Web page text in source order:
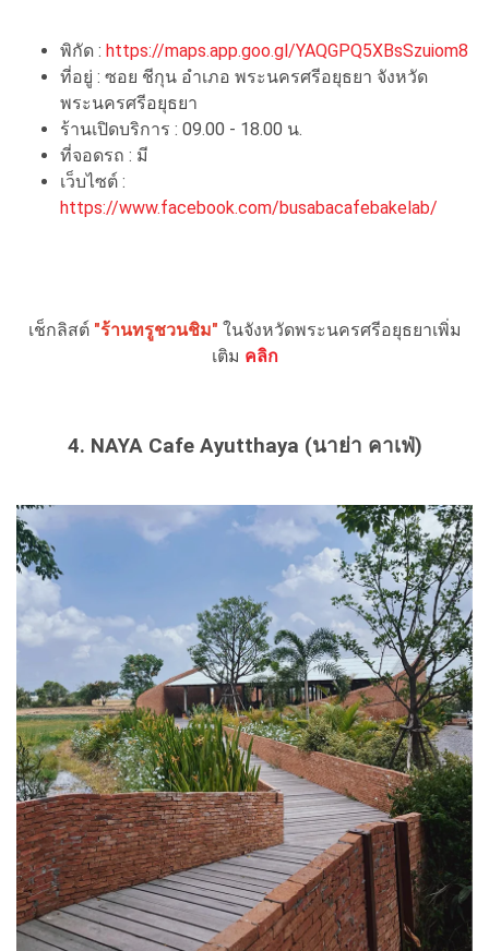
พิกัด : https://maps.app.goo.gl/YAQGPQ5XBsSzuiom8
ที่อยู่ : ซอย ชีกุน อำเภอ พระนครศรีอยุธยา จังหวัด
พระนครศรีอยุธยา
ร้านเปิดบริการ : 09.00 - 18.00 น.
ที่จอดรถ : มี
เว็บไซต์ :
https://www.facebook.com/busabacafebakelab/
เช็กลิสต์ "ร้านทรูชวนชิม" ในจังหวัดพระนครศรีอยุธยาเพิ่ม
เติม คลิก
4. NAYA Cafe Ayutthaya (นาย่า คาเฟ่)